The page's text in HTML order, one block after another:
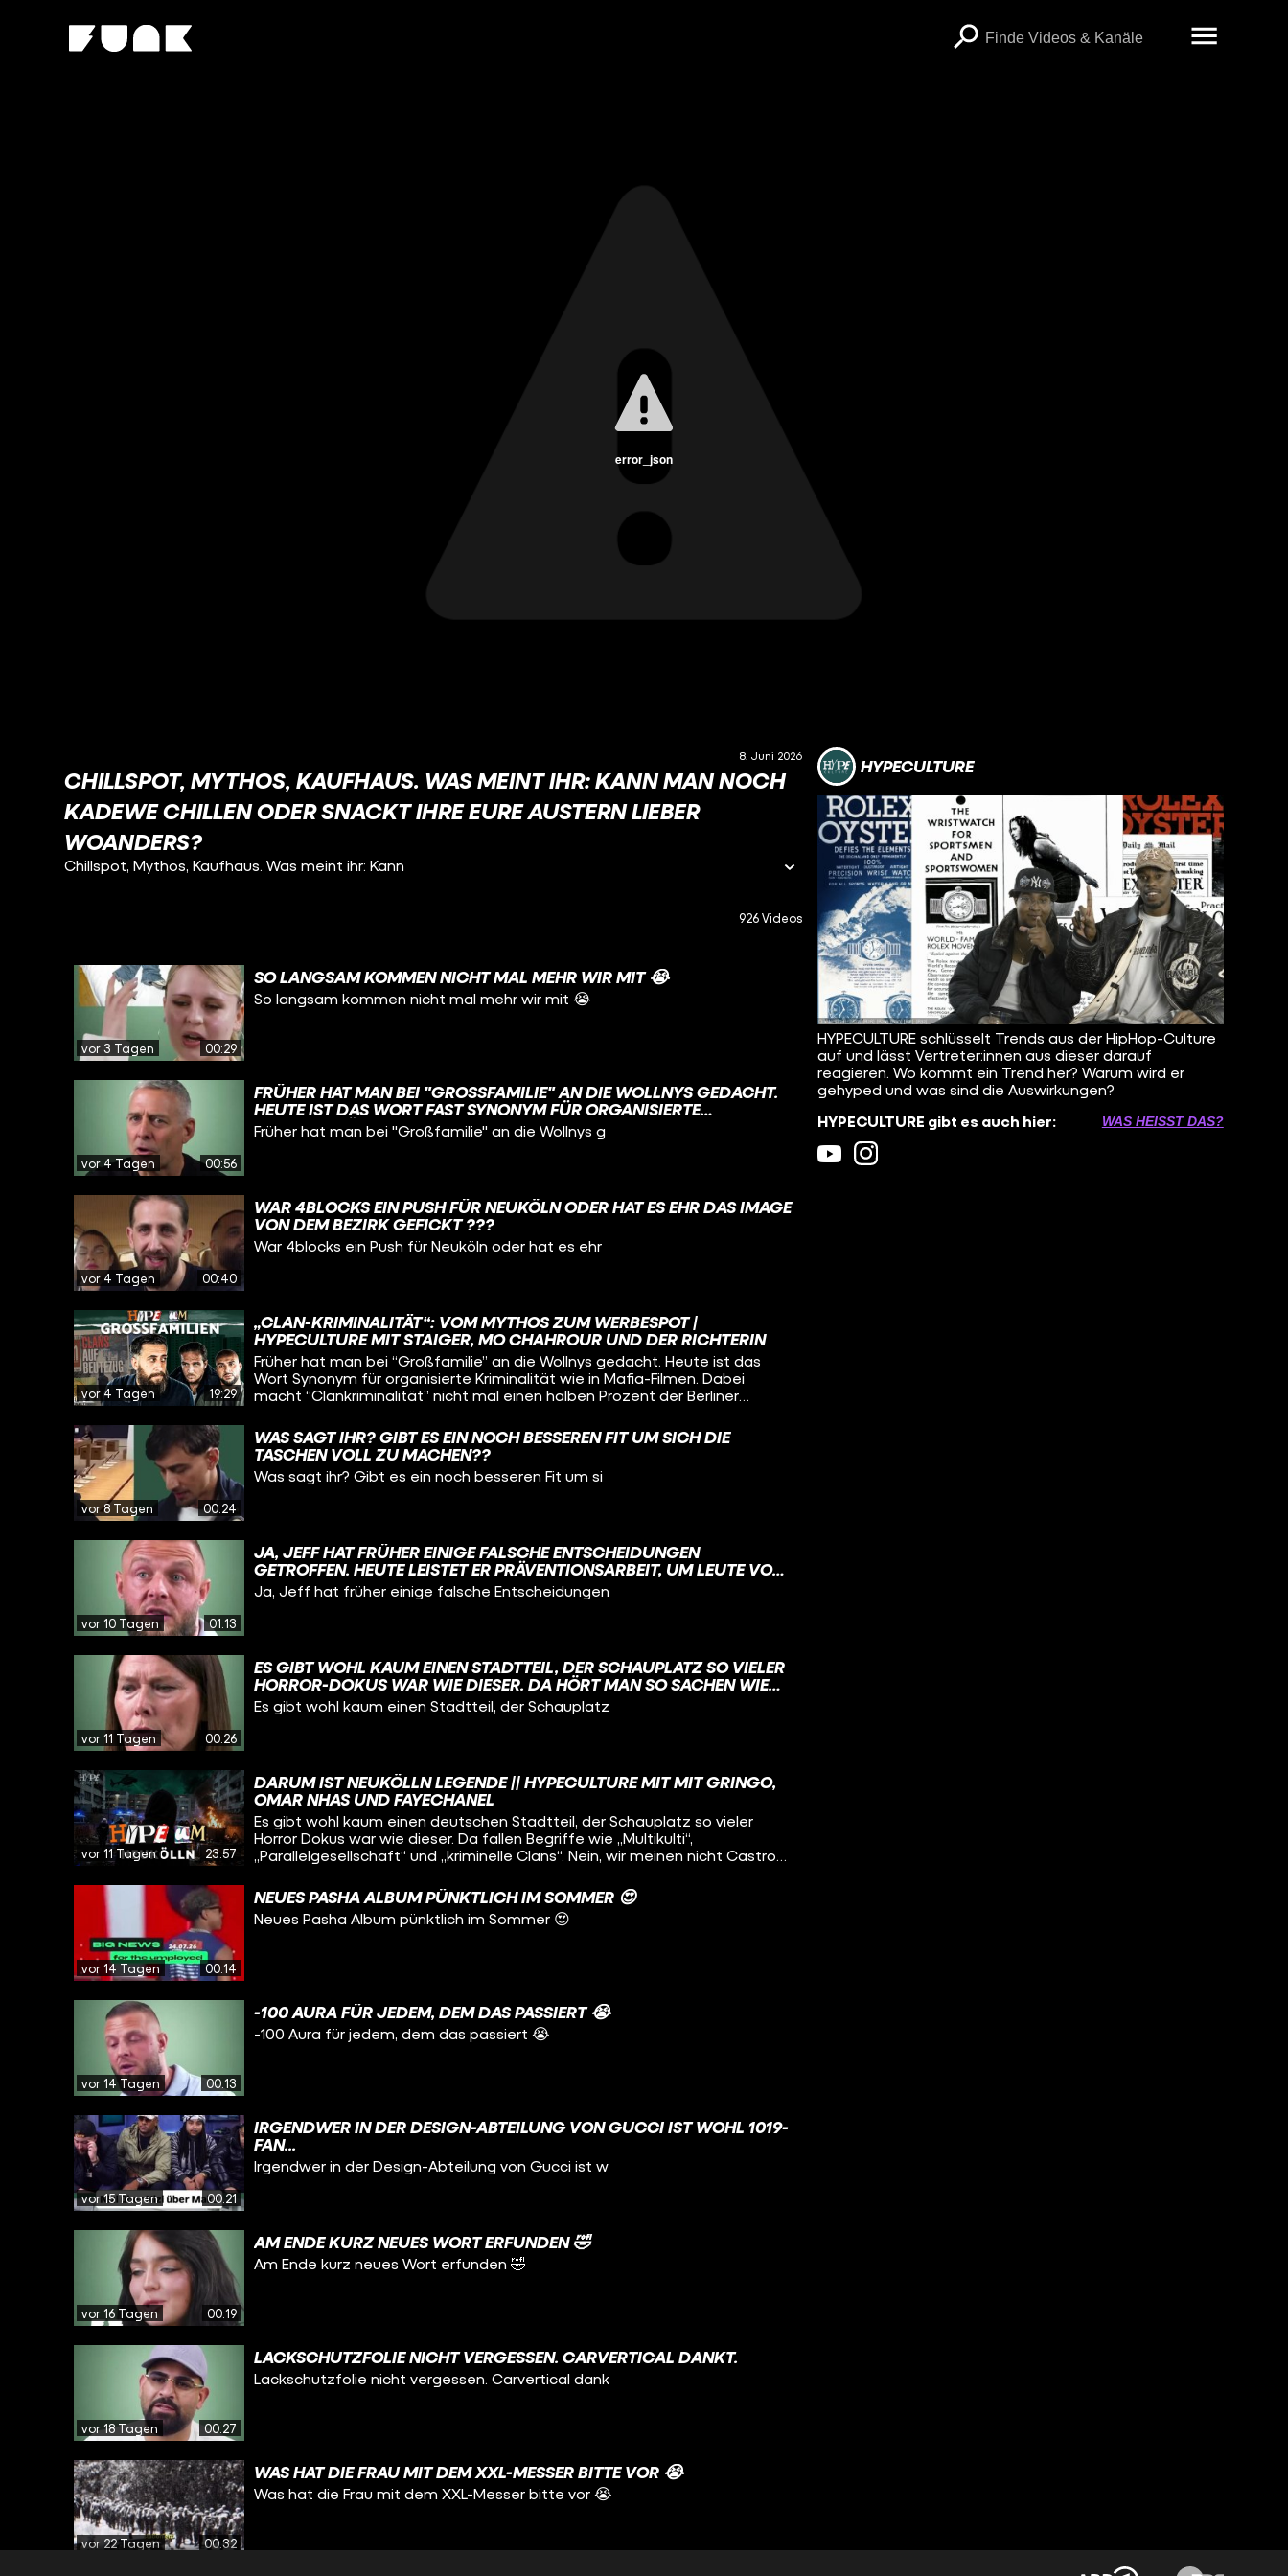
error_json
HYPECULTURE
HYPECULTURE schlüsselt Trends aus der HipHop-Culture
auf und lässt Vertreter:innen aus dieser darauf
reagieren. Wo kommt ein Trend her? Warum wird er
gehyped und was sind die Auswirkungen?
HYPECULTURE gibt es auch hier:
WAS HEISST DAS?
8. Juni 2026
CHILLSPOT, MYTHOS, KAUFHAUS. WAS MEINT IHR: KANN MAN NOCH
KADEWE CHILLEN ODER SNACKT IHRE EURE AUSTERN LIEBER
WOANDERS?
Chillspot, Mythos, Kaufhaus. Was meint ihr: Kann
926 Videos
vor 3 Tagen 00:29
SO LANGSAM KOMMEN NICHT MAL MEHR WIR MIT 😭
So langsam kommen nicht mal mehr wir mit 😭
vor 4 Tagen 00:56
FRÜHER HAT MAN BEI "GROSSFAMILIE" AN DIE WOLLNYS GEDACHT. H
EUTE IST DAS WORT FAST SYNONYM FÜR ORGANISIERTE K
RIMINALITÄT WIE IN MAFIA-FILMEN. DABEI MACHT "
CLANKRIMINALITÄT" NICHT MAL EINEN HALBEN PROZENT DER B
Früher hat man bei "Großfamilie" an die Wollnys g
vor 4 Tagen 00:40
WAR 4BLOCKS EIN PUSH FÜR NEUKÖLN ODER HAT ES EHR DAS IMAGE
VON DEM BEZIRK GEFICKT ???
War 4blocks ein Push für Neuköln oder hat es ehr
vor 4 Tagen 19:29
„CLAN-KRIMINALITÄT“: VOM MYTHOS ZUM WERBESPOT |
HYPECULTURE MIT STAIGER, MO CHAHROUR UND DER RICHTERIN
Früher hat man bei “Großfamilie” an die Wollnys gedacht. Heute ist das
Wort Synonym für organisierte Kriminalität wie in Mafia-Filmen. Dabei
macht “Clankriminalität” nicht mal einen halben Prozent der Berliner
präsent geworden? Wir fragen: Geht es da wirklich um professionelle
Strukturen? Oder nur um “Ich hol meine Cousins”? Und erzählen euch,
wieso die vermeintlichen Clans auf einmal werbetauglich sind.
vor 8 Tagen 00:24
WAS SAGT IHR? GIBT ES EIN NOCH BESSEREN FIT UM SICH DIE
TASCHEN VOLL ZU MACHEN??
Was sagt ihr? Gibt es ein noch besseren Fit um si
vor 10 Tagen 01:13
JA, JEFF HAT FRÜHER EINIGE FALSCHE ENTSCHEIDUNGEN
GETROFFEN. HEUTE LEISTET ER PRÄVENTIONSARBEIT, UM LEUTE VOR
DER SCHIEFEN BAHN ZU BEWAHREN.
Ja, Jeff hat früher einige falsche Entscheidungen
vor 11 Tagen 00:26
ES GIBT WOHL KAUM EINEN STADTTEIL, DER SCHAUPLATZ SO VIELER
HORROR-DOKUS WAR WIE DIESER. DA HÖRT MAN SO SACHEN WIE
„MULTIKULTI“, „PARALLELGESELLSCHAFT“ UND „KRIMINELLE
CLANS“. NEIN, WIR MEINEN NICHT CASTROP-RAUXEL, SONDERN
DER COOLSTE STADTTEIL BERLINS?
Es gibt wohl kaum einen Stadtteil, der Schauplatz
vor 11 Tagen 23:57
DARUM IST NEUKÖLLN LEGENDE || HYPECULTURE MIT MIT GRINGO,
OMAR NHAS UND FAYECHANEL
Es gibt wohl kaum einen deutschen Stadtteil, der Schauplatz so vieler
Horror Dokus war wie dieser. Da fallen Begriffe wie „Multikulti“,
„Parallelgesellschaft“ und „kriminelle Clans“. Nein, wir meinen nicht Castrop
wie im Wilden Westen. Aber welche anderen Seiten hat Neukölln? Warum
wollen auf einmal alle dort wohnen? Und was haben Christiane F., Yuppies
und die Rütli Schule damit zu tun
vor 14 Tagen 00:14
NEUES PASHA ALBUM PÜNKTLICH IM SOMMER 😍
Neues Pasha Album pünktlich im Sommer 😍
vor 14 Tagen 00:13
-100 AURA FÜR JEDEM, DEM DAS PASSIERT 😭
-100 Aura für jedem, dem das passiert 😭
vor 15 Tagen 00:21
IRGENDWER IN DER DESIGN-ABTEILUNG VON GUCCI IST WOHL 1019-
FAN...
Irgendwer in der Design-Abteilung von Gucci ist w
vor 16 Tagen 00:19
AM ENDE KURZ NEUES WORT ERFUNDEN 🤣
Am Ende kurz neues Wort erfunden 🤣
vor 18 Tagen 00:27
LACKSCHUTZFOLIE NICHT VERGESSEN. CARVERTICAL DANKT.
Lackschutzfolie nicht vergessen. Carvertical dank
vor 22 Tagen 00:32
WAS HAT DIE FRAU MIT DEM XXL-MESSER BITTE VOR 😭
Was hat die Frau mit dem XXL-Messer bitte vor 😭